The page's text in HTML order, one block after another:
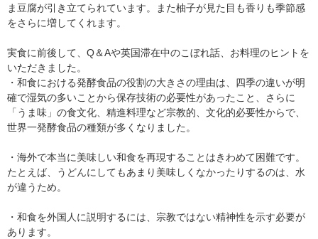
ま豆腐が引き立てられています。また柚子が見た目も香りも季節感
をさらに増してくれます。
実食に前後して、Q＆Aや英国滞在中のこぼれ話、お料理のヒントを
いただきました。
・和食における発酵食品の役割の大きさの理由は、四季の違いが明
確で湿気の多いことから保存技術の必要性があったこと、さらに
「うま味」の食文化、精進料理など宗教的、文化的必要性からで、
世界一発酵食品の種類が多くなりました。
・海外で本当に美味しい和食を再現することはきわめて困難です。
たとえば、うどんにしてもあまり美味しくなかったりするのは、水
が違うため。
・和食を外国人に説明するには、宗教ではない精神性を示す必要が
あります。